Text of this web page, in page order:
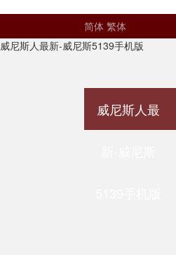
简体 繁体
威尼斯人最新-威尼斯5139手机版
威尼斯人最